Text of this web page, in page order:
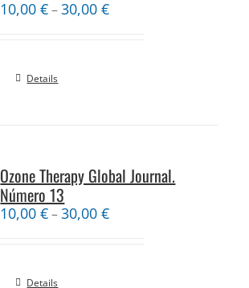
10,00€–30,00€
Details
Ozone Therapy Global Journal.
Número 13
10,00€–30,00€
Details